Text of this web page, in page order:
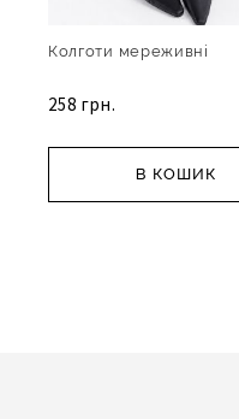
Колготи мереживні
258 грн.
В КОШИК